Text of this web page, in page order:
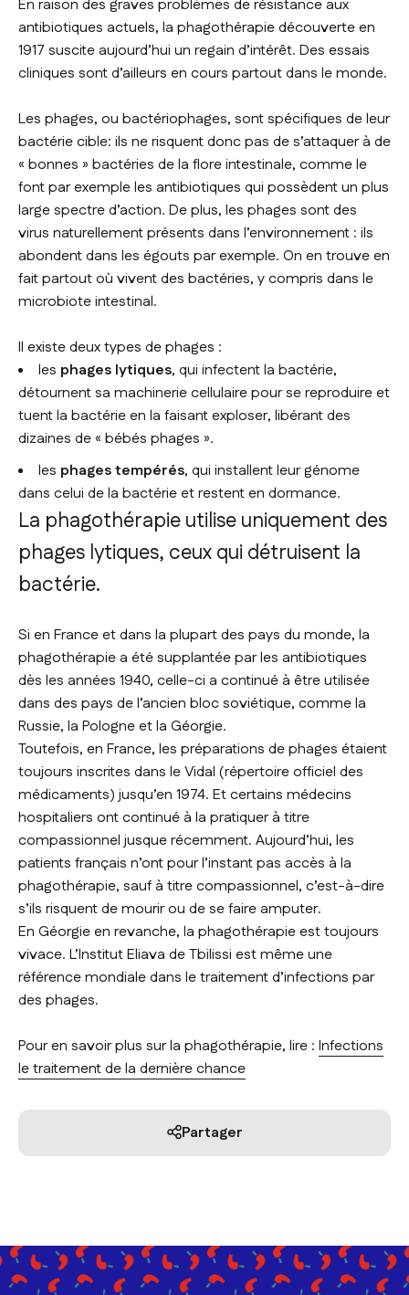
En raison des graves problèmes de résistance aux
antibiotiques actuels, la phagothérapie découverte en
1917 suscite aujourd’hui un regain d’intérêt. Des essais
cliniques sont d’ailleurs en cours partout dans le monde.
Les phages, ou bactériophages, sont spécifiques de leur
bactérie cible: ils ne risquent donc pas de s’attaquer à de
« bonnes » bactéries de la flore intestinale, comme le
font par exemple les antibiotiques qui possèdent un plus
large spectre d’action. De plus, les phages sont des
virus naturellement présents dans l’environnement : ils
abondent dans les égouts par exemple. On en trouve en
fait partout où vivent des bactéries, y compris dans le
microbiote intestinal.
Il existe deux types de phages :
les phages lytiques, qui infectent la bactérie,
détournent sa machinerie cellulaire pour se reproduire et
tuent la bactérie en la faisant exploser, libérant des
dizaines de « bébés phages ».
les phages tempérés, qui installent leur génome
dans celui de la bactérie et restent en dormance.
La phagothérapie utilise uniquement des
phages lytiques, ceux qui détruisent la
bactérie.
Si en France et dans la plupart des pays du monde, la
phagothérapie a été supplantée par les antibiotiques
dès les années 1940, celle-ci a continué à être utilisée
dans des pays de l’ancien bloc soviétique, comme la
Russie, la Pologne et la Géorgie.
Toutefois, en France, les préparations de phages étaient
toujours inscrites dans le Vidal (répertoire officiel des
médicaments) jusqu’en 1974. Et certains médecins
hospitaliers ont continué à la pratiquer à titre
compassionnel jusque récemment. Aujourd’hui, les
patients français n’ont pour l’instant pas accès à la
phagothérapie, sauf à titre compassionnel, c’est-à-dire
s’ils risquent de mourir ou de se faire amputer.
En Géorgie en revanche, la phagothérapie est toujours
vivace. L’Institut Eliava de Tbilissi est même une
référence mondiale dans le traitement d’infections par
des phages.
Pour en savoir plus sur la phagothérapie, lire : Infections
le traitement de la dernière chance
Partager